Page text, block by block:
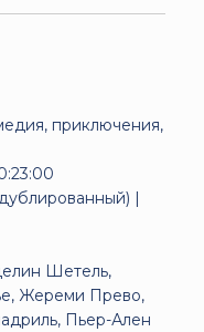
приключения,
|
Шетель,
Жереми Прево,
Пьер-Ален